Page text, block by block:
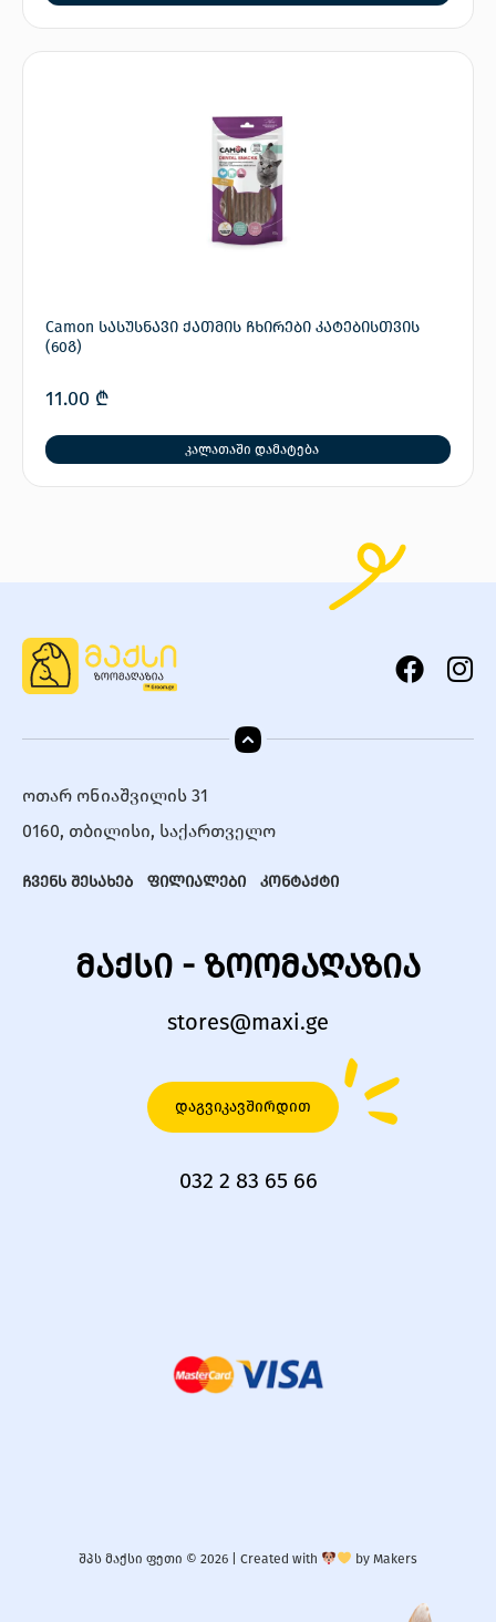
Camon სასუსნავი ქათმის ჩხირები კატებისთვის
(60გ)
11.00 ₾
კალათაში დამატება
ოთარ ონიაშვილის 31
0160, თბილისი, საქართველო
ჩვენს შესახებ ფილიალები კონტაქტი
მაქსი - ზოომაღაზია
stores@maxi.ge
დაგვიკავშირდით
032 2 83 65 66
შპს მაქსი ფეთი © 2026 | Created with by Makers